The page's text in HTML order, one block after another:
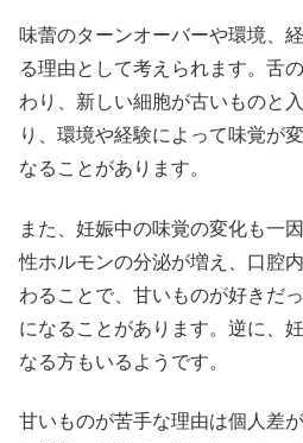
味蕾のターンオーバーや環境、
る理由として考えられます。舌
わり、新しい細胞が古いものと
り、環境や経験によって味覚が
なることがあります。
また、妊娠中の味覚の変化も一
性ホルモンの分泌が増え、口腔
わることで、甘いものが好きだ
になることがあります。逆に、
なる方もいるようです。
甘いものが苦手な理由は個人差